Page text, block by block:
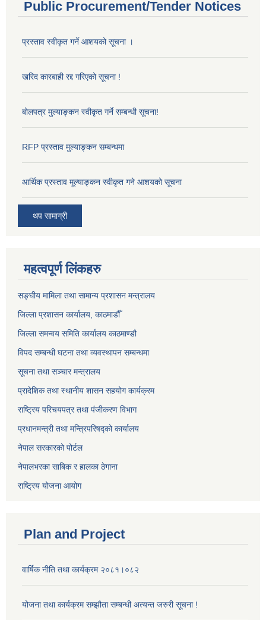
Public Procurement/Tender Notices
प्रस्ताव स्वीकृत गर्ने आशयको सूचना ।
खरिद कारबाही रद्द गरिएको सूचना !
बोलपत्र मुल्याङ्कन स्वीकृत गर्ने सम्बन्धी सूचना!
RFP प्रस्ताव मुल्याङ्कन सम्बन्धमा
आर्थिक प्रस्ताव मूल्याङ्कन स्वीकृत गने आशयको सूचना
थप सामाग्री
महत्वपूर्ण लिंकहरु
सङ्‍घीय मामिला तथा सामान्य प्रशासन मन्त्रालय
जिल्ला प्रशासन कार्यालय, काठमाडौँ
जिल्ला समन्वय समिति कार्यालय काठमाण्ड‌ौ
विपद सम्बन्धी घटना तथा व्यवस्थापन सम्बन्धमा
सूचना तथा सञ्चार मन्त्रालय
प्रादेशिक तथा स्थानीय शासन सहयोग कार्यक्रम
राष्ट्रिय परिचयपत्र तथा पंजीकरण विभाग
प्रधानमन्त्री तथा मन्त्रिपरिषद्को कार्यालय
नेपाल सरकारको पोर्टल
नेपालभरका साबिक र हालका ठेगाना
राष्ट्रिय योजना आयोग
Plan and Project
वार्षिक नीति तथा कार्यक्रम २०८१।०८२
योजना तथा कार्यक्रम सम्झौता सम्बन्धी अत्यन्त जरुरी सूचना !